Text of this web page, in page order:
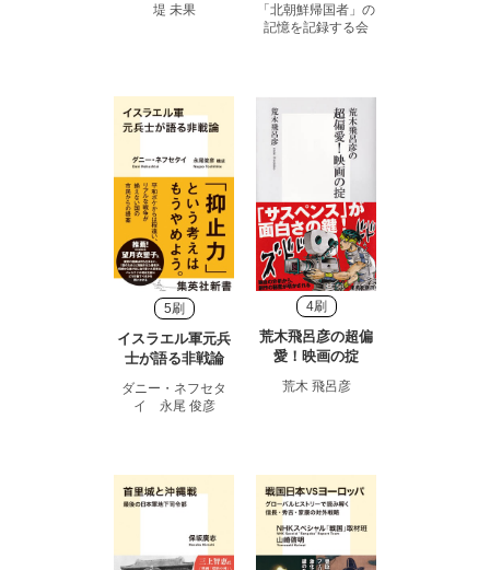
堤 未果
「北朝鮮帰国者」の
記憶を記録する会
5刷
イスラエル軍元兵
士が語る非戦論
ダニー・ネフセタ
イ 永尾 俊彦
4刷
荒木飛呂彦の超偏
愛！映画の掟
荒木 飛呂彦